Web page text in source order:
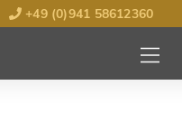
+49 (0)941 58612360
MENÜ